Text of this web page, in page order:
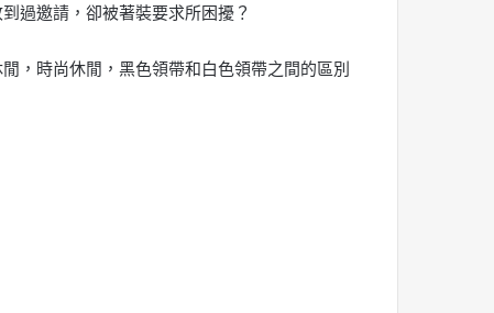
過邀請，卻被著裝要求所困擾？
，時尚休閒，黑色領帶和白色領帶之間的區別